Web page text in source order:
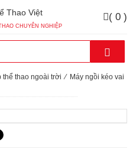
CHUYÊN NGHIỆP
( 0 )
thể thao ngoài trời ⁄ Máy ngồi kéo vai